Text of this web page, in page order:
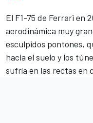
El F1-75 de Ferrari en
aerodinámica muy
esculpidos pontones,
hacia el suelo y los
sufría en las rectas en